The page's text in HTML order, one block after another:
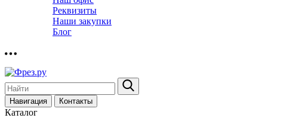
Реквизиты
Наши закупки
Блог
Навигация Контакты
Каталог